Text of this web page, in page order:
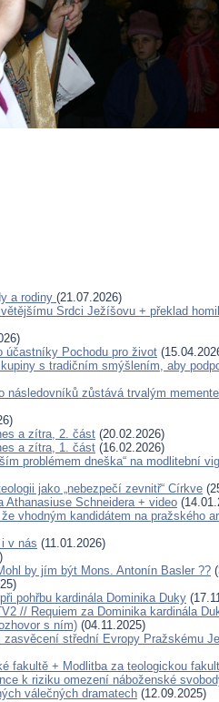
a rodiny (21.07.2026)
Srdci Ježíšovu + překlad
účastníky Pochodu pro život
s tradičním smýšlením, aby
následovníků zůstává trvalým
a zítra, 2. část (20.02.2026)
a zítra, 1. část (16.02.2026)
problémem dneška“ na modlitební
jako „nebezpečí zevnitř“ Církve
Athanasiuse Schneidera + video
vhodným kandidátem na pražského
v nás (11.01.2026)
by jím být Mons. Antonín Basler ??
pohřbu kardinála Dominika Duky
// Requiem za Dominika kardinála
s ním) (04.11.2025)
střední Evropy Pražskému
fakultě + Modlitba za teologickou
k riziku omezení náboženské
válečných dramatech (12.09.2025)